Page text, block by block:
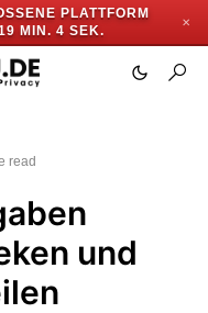
PLATTFORM
MIN. 4 SEK.
✕
read
und